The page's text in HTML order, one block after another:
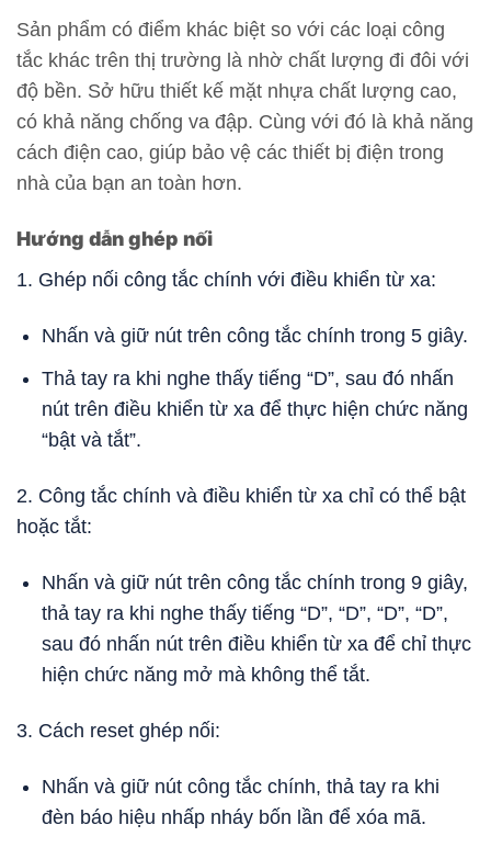
Sản phẩm có điểm khác biệt so với các loại công
tắc khác trên thị trường là nhờ chất lượng đi đôi với
độ bền. Sở hữu thiết kế mặt nhựa chất lượng cao,
có khả năng chống va đập. Cùng với đó là khả năng
cách điện cao, giúp bảo vệ các thiết bị điện trong
nhà của bạn an toàn hơn.
Hướng dẫn ghép nối
1. Ghép nối công tắc chính với điều khiển từ xa:
Nhấn và giữ nút trên công tắc chính trong 5 giây.
Thả tay ra khi nghe thấy tiếng “D”, sau đó nhấn
nút trên điều khiển từ xa để thực hiện chức năng
“bật và tắt”.
2. Công tắc chính và điều khiển từ xa chỉ có thể bật
hoặc tắt:
Nhấn và giữ nút trên công tắc chính trong 9 giây,
thả tay ra khi nghe thấy tiếng “D”, “D”, “D”, “D”,
sau đó nhấn nút trên điều khiển từ xa để chỉ thực
hiện chức năng mở mà không thể tắt.
3. Cách reset ghép nối:
Nhấn và giữ nút công tắc chính, thả tay ra khi
đèn báo hiệu nhấp nháy bốn lần để xóa mã.